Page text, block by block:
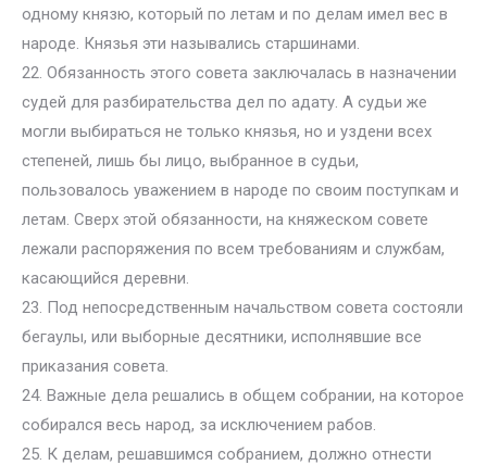
одному князю, который по летам и по делам имел вес в
народе. Князья эти назывались старшинами.
22. Обязанность этого совета заключалась в назначении
судей для разбирательства дел по адату. А судьи же
могли выбираться не только князья, но и уздени всех
степеней, лишь бы лицо, выбранное в судьи,
пользовалось уважением в народе по своим поступкам и
летам. Сверх этой обязанности, на княжеском совете
лежали распоряжения по всем требованиям и службам,
касающийся деревни.
23. Под непосредственным начальством совета состояли
бегаулы, или выборные десятники, исполнявшие все
приказания совета.
24. Важные дела решались в общем собрании, на которое
собирался весь народ, за исключением рабов.
25. К делам, решавшимся собранием, должно отнести